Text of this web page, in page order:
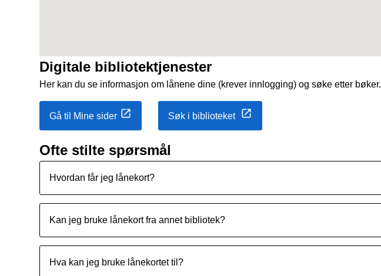
Digitale bibliotektjenester
Her kan du se informasjon om lånene dine (krever innlogging) og søke etter bøker.
Gå til Mine sider Søk i biblioteket
Ofte stilte spørsmål
Hvordan får jeg lånekort?
Kan jeg bruke lånekort fra annet bibliotek?
Hva kan jeg bruke lånekortet til?